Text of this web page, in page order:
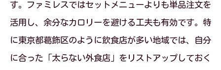
太らない外食ランキングを意識した居酒
屋習慣
無理なく続く外食ダイエットの基本とは
す。ファミレスではセットメニューよりも単品注文を
活用し、余分なカロリーを避ける工夫も有効です。特
に東京都葛飾区のように飲食店が多い地域では、自分
に合った「太らない外食店」をリストアップしておく